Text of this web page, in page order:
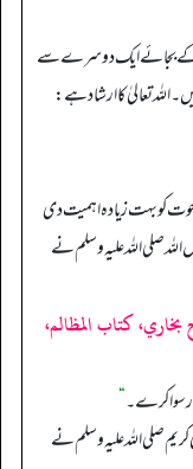
کے بجائے ایک دوسرے سے
الله تعالیٰ کا ارشاد ہے:
اخوت کو بہت زیادہ اہمیت دی
صلی الله علیہ وسلم نے
كتاب المظالم،
رسوا کرے۔“
صلی الله علیہ وسلم نے